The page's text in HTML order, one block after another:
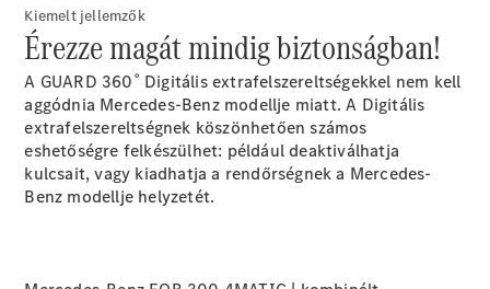
S-osztály
Limuzin
hosszú
Mercedes-
Maybach
S-osztály
Új
Konfigurátor
SUV
Kiemelt jellemzők
Érezze magát mindig biztonságban!
A GUARD 360˚ Digitális extrafelszereltségekkel nem kell
aggódnia Mercedes-Benz modellje miatt. A Digitális
extrafelszereltségnek köszönhetően számos
eshetőségre felkészülhet: például deaktiválhatja
kulcsait, vagy kiadhatja a rendőrségnek a Mercedes-
Benz modellje helyzetét.